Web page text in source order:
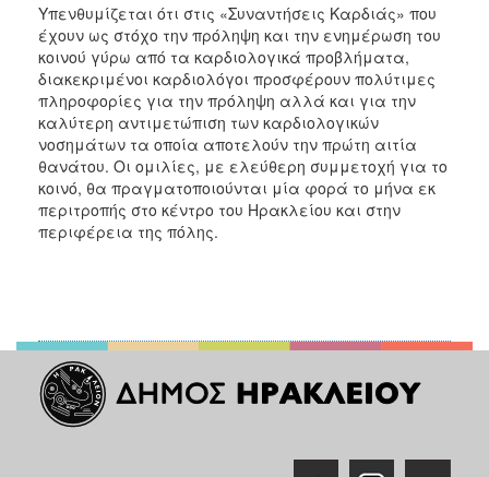
Υπενθυμίζεται ότι στις «Συναντήσεις Καρδιάς» που
έχουν ως στόχο την πρόληψη και την ενημέρωση του
κοινού γύρω από τα καρδιολογικά προβλήματα,
διακεκριμένοι καρδιολόγοι προσφέρουν πολύτιμες
πληροφορίες για την πρόληψη αλλά και για την
καλύτερη αντιμετώπιση των καρδιολογικών
νοσημάτων τα οποία αποτελούν την πρώτη αιτία
θανάτου. Οι ομιλίες, με ελεύθερη συμμετοχή για το
κοινό, θα πραγματοποιούνται μία φορά το μήνα εκ
περιτροπής στο κέντρο του Ηρακλείου και στην
περιφέρεια της πόλης.